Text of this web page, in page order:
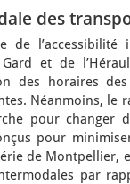
des
l’accessibilité
et de
des horaires
Néanmoins, le
pour changer
pour
de Montpellier,
par